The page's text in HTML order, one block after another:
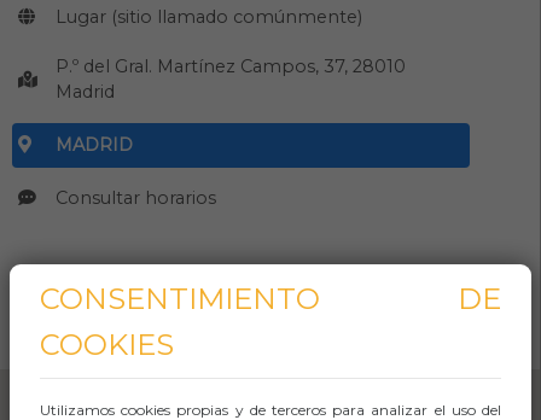
Lugar (sitio llamado comúnmente)
P.º del Gral. Martínez Campos, 37, 28010
Madrid
MADRID
Consultar horarios
CÓMO LLEGAR
CONSENTIMIENTO DE
COOKIES
Utilizamos cookies propias y de terceros para analizar el uso del